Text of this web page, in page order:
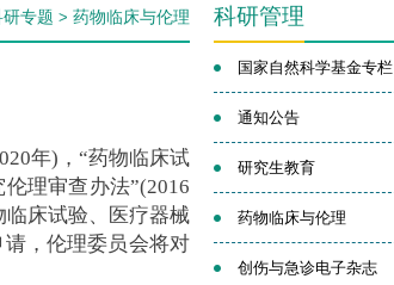
研专题 > 药物临床与伦理
年)，“药物临床试
理审查办法”(2016
临床试验、医疗器械
，伦理委员会将对
科研管理
国家自然科学基金专栏
通知公告
研究生教育
药物临床与伦理
创伤与急诊电子杂志